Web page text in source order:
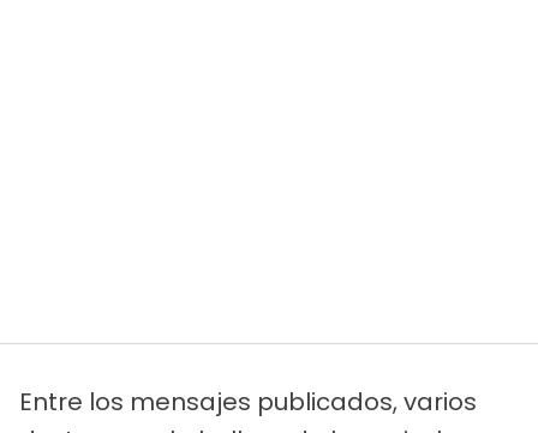
Entre los mensajes publicados, varios